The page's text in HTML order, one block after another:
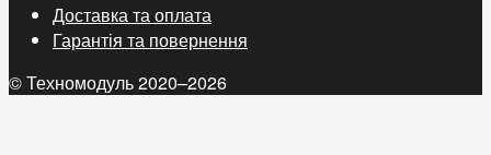
Доставка та оплата
Гарантія та повернення
© Техномодуль 2020–2026